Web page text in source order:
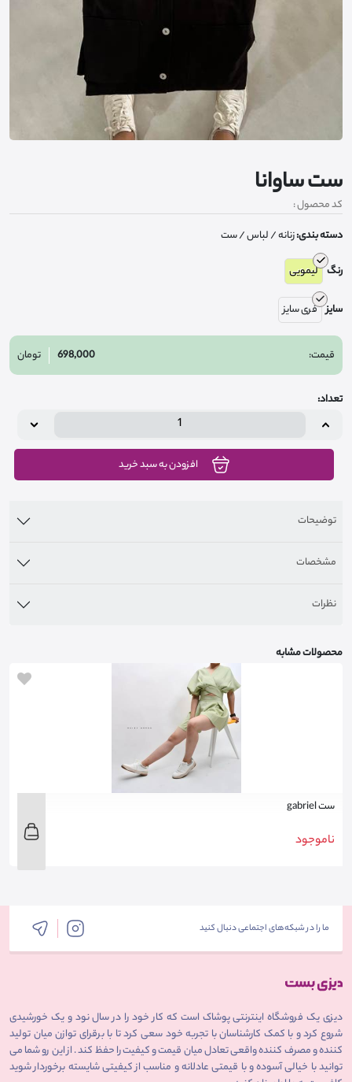
ست ساوانا
کد محصول :
دسته بندی:زنانه/ لباس/ ست
رنگ لیمویی
سایز فری سایز
قیمت: 698,000 تومان
تعداد:
افزودن به سبد خرید
توضیحات
مشخصات
نظرات
محصولات مشابه
ست gabriel
ناموجود
ما را در شبکه‌های اجتماعی دنبال کنید
دیزی یک فروشگاه اینترنتی پوشاک است که کار خود را در سال نود و یک خورشیدی
شروع کرد و با کمک کارشناسان با تجربه خود سعی کرد تا با برقرای توازن میان تولید
کننده و مصرف کننده واقعی تعادل میان قیمت و کیفیت را حفظ کند . از این رو شما می
توانید با خیالی آسوده و با قیمتی عادلانه و مناسب از کیفیتی شایسته برخوردار شوید